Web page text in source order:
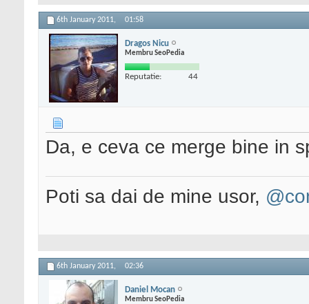
6th January 2011, 01:58
Dragos Nicu
Membru SeoPedia
Reputatie: 44
Da, e ceva ce merge bine in
Poti sa dai de mine usor,
6th January 2011, 02:36
Daniel Mocan
Membru SeoPedia